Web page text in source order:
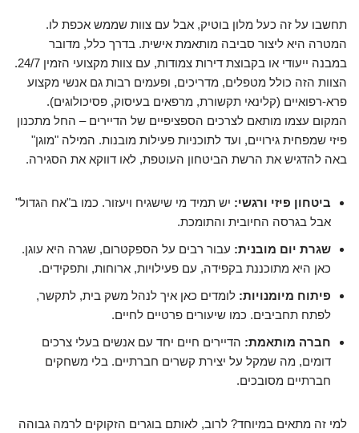
תחשבו על זה כעל מלון בוטיק, אבל עם צוות שממש אכפת לו.
המטרה היא ליצור סביבה מותאמת אישית. בדרך כלל, מדובר
במבנה ייעודי או בקבוצת דירות צמודות, עם צוות מקצועי הזמין 24/7.
הצוות הזה כולל מטפלים, מדריכים, ופעמים רבות גם אנשי מקצוע
פרא-רפואיים (קלינאי תקשורת, מרפאים בעיסוק, פסיכולוגים).
המקום עצמו מותאם לצרכים הספציפיים של הדיירים – החל מתכנון
פיזי שמפחית גירויים, ועד לתוכניות פעילות מובנות. המילה "מוגן"
באה להדגיש את הרשת הביטחון העוטפת, לאו דווקא את הסגירה.
ביטחון פיזי ורגשי: יש תמיד מי שישגיח ויעזור. כמו ב"אח הגדול"
אבל בגרסה החיובית והתומכת.
שגרת יום מובנית: עבור רבים על הספקטרום, שגרה היא עוגן.
כאן היא מתוכננת בקפידה, עם פעילויות, ארוחות, ותפקידים.
פיתוח מיומנויות: לומדים כאן איך לנהל משק בית, לתקשר,
לפתח תחביבים. כמו שיעורים פרטיים לחיים.
חברה מותאמת: הדיירים חיים יחד עם אנשים בעלי צרכים
דומים, מה שמקל על יצירת קשרים חברתיים. בלי משחקים
חברתיים מסובכים.
למי זה מתאים במיוחד? לרוב, לאותם בוגרים הזקוקים לרמה גבוהה